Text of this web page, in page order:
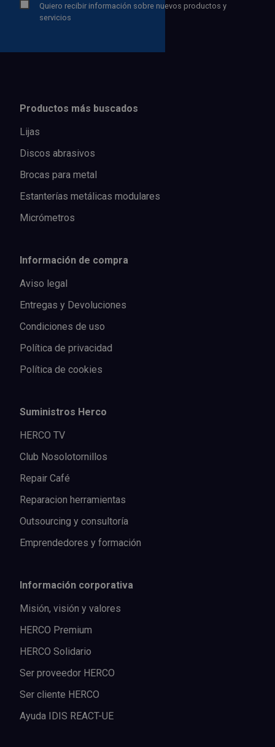
Quiero recibir información sobre nuevos productos y
servicios
Productos más buscados
Lijas
Discos abrasivos
Brocas para metal
Estanterías metálicas modulares
Micrómetros
Información de compra
Aviso legal
Entregas y Devoluciones
Condiciones de uso
Política de privacidad
Política de cookies
Suministros Herco
HERCO TV
Club Nosolotornillos
Repair Café
Reparacion herramientas
Outsourcing y consultoría
Emprendedores y formación
Información corporativa
Misión, visión y valores
HERCO Premium
HERCO Solidario
Ser proveedor HERCO
Ser cliente HERCO
Ayuda IDIS REACT-UE